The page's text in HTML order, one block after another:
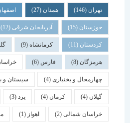
همدان اصفهان (20)
خوزستان(15) آذربایجان شرقی(12)
کردستان(11) کرمانشاه(9) گلستان (9)
هرمزگان(8) فارس خراسان رضوی
چهارمحال و بختیاری (4) سیستان و
کرمان یزد
خراسان شمالی(2) اهواز مازندران